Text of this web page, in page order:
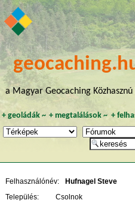
a Magyar Geocaching
+ geoládák~ +megtalálások ~ +
Felhasználónév:
Hufnagel Steve
Település:
Csolnok